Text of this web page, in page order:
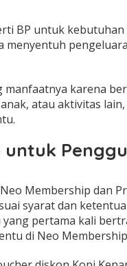
BP untuk
menyentuh
karena
atau aktivitas lain,
Membership dan
syarat dan
pertama kali
di Neo